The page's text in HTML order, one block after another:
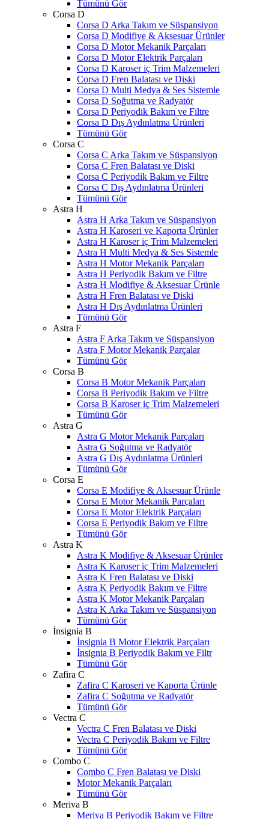
Tümünü Gör
Corsa D
Corsa D Arka Takım ve Süspansiyon
Corsa D Modifiye & Aksesuar Ürünler
Corsa D Motor Mekanik Parçaları
Corsa D Motor Elektrik Parçaları
Corsa D Karoser iç Trim Malzemeleri
Corsa D Fren Balatası ve Diski
Corsa D Multi Medya & Ses Sistemle
Corsa D Soğutma ve Radyatör
Corsa D Periyodik Bakım ve Filtre
Corsa D Dış Aydınlatma Ürünleri
Tümünü Gör
Corsa C
Corsa C Arka Takım ve Süspansiyon
Corsa C Fren Balatası ve Diski
Corsa C Periyodik Bakım ve Filtre
Corsa C Dış Aydınlatma Ürünleri
Tümünü Gör
Astra H
Astra H Arka Takım ve Süspansiyon
Astra H Karoseri ve Kaporta Ürünler
Astra H Karoser iç Trim Malzemeleri
Astra H Multi Medya & Ses Sistemle
Astra H Motor Mekanik Parçaları
Astra H Periyodik Bakım ve Filtre
Astra H Modifiye & Aksesuar Ürünle
Astra H Fren Balatası ve Diski
Astra H Dış Aydınlatma Ürünleri
Tümünü Gör
Astra F
Astra F Arka Takım ve Süspansiyon
Astra F Motor Mekanik Parçalar
Tümünü Gör
Corsa B
Corsa B Motor Mekanik Parçaları
Corsa B Periyodik Bakım ve Filtre
Corsa B Karoser iç Trim Malzemeleri
Tümünü Gör
Astra G
Astra G Motor Mekanik Parçaları
Astra G Soğutma ve Radyatör
Astra G Dış Aydınlatma Ürünleri
Tümünü Gör
Corsa E
Corsa E Modifiye & Aksesuar Ürünle
Corsa E Motor Mekanik Parçaları
Corsa E Motor Elektrik Parçaları
Corsa E Periyodik Bakım ve Filtre
Tümünü Gör
Astra K
Astra K Modifiye & Aksesuar Ürünler
Astra K Karoser iç Trim Malzemeleri
Astra K Fren Balatası ve Diski
Astra K Periyodik Bakım ve Filtre
Astra K Motor Mekanik Parçaları
Astra K Arka Takım ve Süspansiyon
Tümünü Gör
İnsignia B
İnsignia B Motor Elektrik Parçaları
İnsignia B Periyodik Bakım ve Filtr
Tümünü Gör
Zafira C
Zafira C Karoseri ve Kaporta Ürünle
Zafira C Soğutma ve Radyatör
Tümünü Gör
Vectra C
Vectra C Fren Balatası ve Diski
Vectra C Periyodik Bakım ve Filtre
Tümünü Gör
Combo C
Combo C Fren Balatası ve Diski
Motor Mekanik Parçaları
Tümünü Gör
Meriva B
Meriva B Periyodik Bakım ve Filtre